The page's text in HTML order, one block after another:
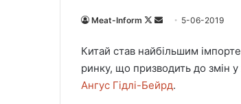
Meat-Inform
F
l
l
o
n
d
a
5-06-2019
Китай став найбільшим
ринку, що призводить до змін
Ангус Гідлі-Бейрд.